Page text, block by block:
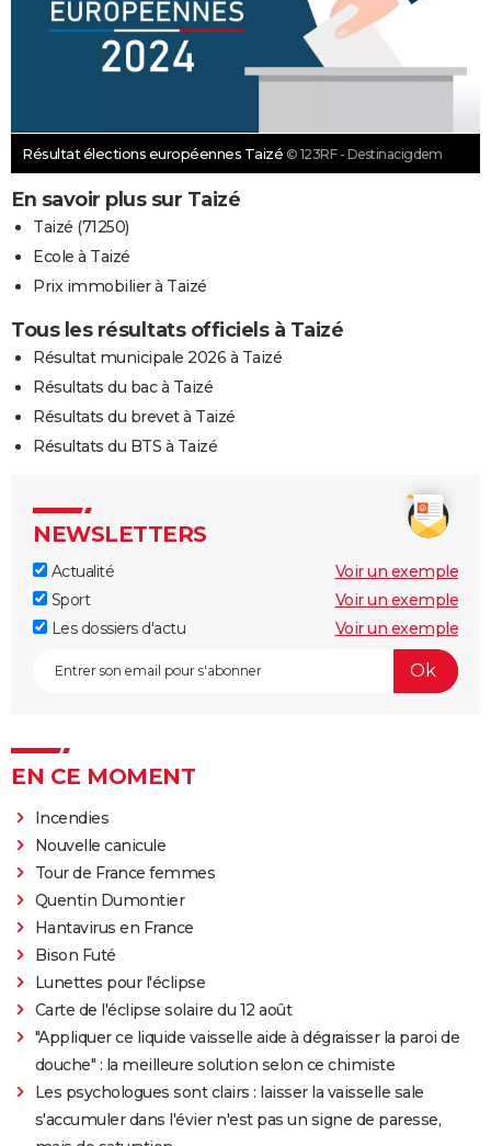
Résultat élections européennes Taizé © 123RF - Destinacigdem
En savoir plus sur Taizé
Taizé (71250)
Ecole à Taizé
Prix immobilier à Taizé
Tous les résultats officiels à Taizé
Résultat municipale 2026 à Taizé
Résultats du bac à Taizé
Résultats du brevet à Taizé
Résultats du BTS à Taizé
NEWSLETTERS
Actualité
Voir un exemple
Sport
Voir un exemple
Les dossiers d'actu
Voir un exemple
EN CE MOMENT
Incendies
Nouvelle canicule
Tour de France femmes
Quentin Dumontier
Hantavirus en France
Bison Futé
Lunettes pour l'éclipse
Carte de l'éclipse solaire du 12 août
"Appliquer ce liquide vaisselle aide à dégraisser la paroi de
douche" : la meilleure solution selon ce chimiste
Les psychologues sont clairs : laisser la vaisselle sale
s'accumuler dans l'évier n'est pas un signe de paresse,